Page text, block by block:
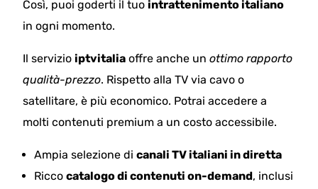
Così, puoi goderti il tuo intrattenimento italiano
in ogni momento.
Il servizio iptvitalia offre anche unottimo rapporto
qualità-prezzo. Rispetto alla TV via cavo o
satellitare, è più economico. Potrai accedere a
molti contenuti premium a un costo accessibile.
Ampia selezione dicanali TV italiani in diretta
Riccocatalogo di contenuti on-demand, inclusi